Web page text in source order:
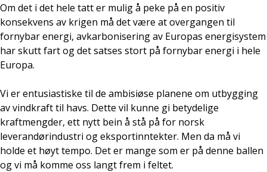
Om det i det hele tatt er mulig å peke på en positiv
konsekvens av krigen må det være at overgangen til
fornybar energi, avkarbonisering av Europas energisystem
har skutt fart og det satses stort på fornybar energi i hele
Europa.
Vi er entusiastiske til de ambisiøse planene om utbygging
av vindkraft til havs. Dette vil kunne gi betydelige
kraftmengder, ett nytt bein å stå på for norsk
leverandørindustri og eksportinntekter. Men da må vi
holde et høyt tempo. Det er mange som er på denne ballen
og vi må komme oss langt frem i feltet.